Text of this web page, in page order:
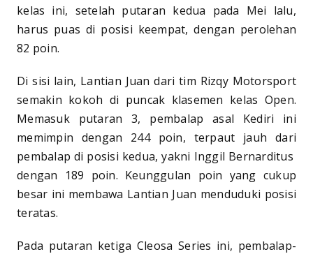
kelas ini, setelah putaran kedua pada Mei lalu,
harus puas di posisi keempat, dengan perolehan
82 poin.
Di sisi lain, Lantian Juan dari tim Rizqy Motorsport
semakin kokoh di puncak klasemen kelas Open.
Memasuk putaran 3, pembalap asal Kediri ini
memimpin dengan 244 poin, terpaut jauh dari
pembalap di posisi kedua, yakni Inggil Bernarditus
dengan 189 poin. Keunggulan poin yang cukup
besar ini membawa Lantian Juan menduduki posisi
teratas.
Pada putaran ketiga Cleosa Series ini, pembalap-